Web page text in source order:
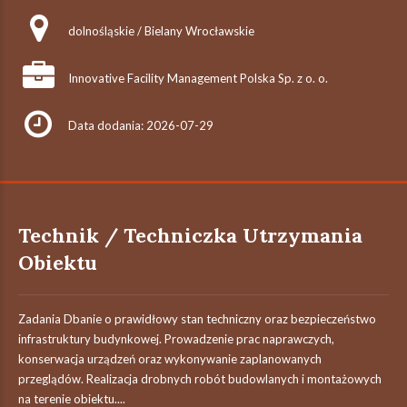
dolnośląskie / Bielany Wrocławskie
Innovative Facility Management Polska Sp. z o. o.
Data dodania: 2026-07-29
Technik / Techniczka Utrzymania
Obiektu
Zadania Dbanie o prawidłowy stan techniczny oraz bezpieczeństwo
infrastruktury budynkowej. Prowadzenie prac naprawczych,
konserwacja urządzeń oraz wykonywanie zaplanowanych
przeglądów. Realizacja drobnych robót budowlanych i montażowych
na terenie obiektu....